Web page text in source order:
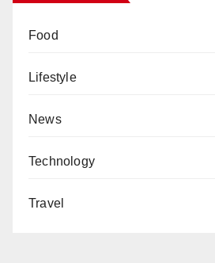
Food
Lifestyle
News
Technology
Travel